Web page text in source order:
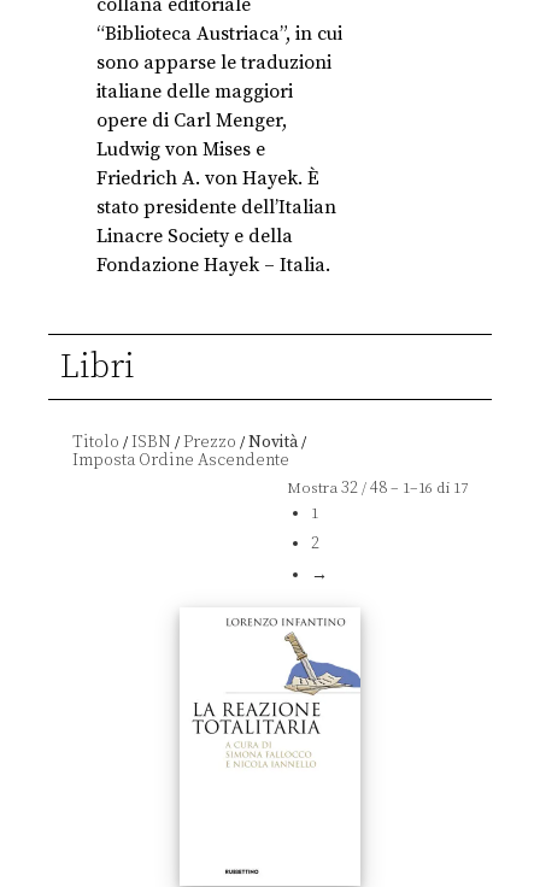
collana editoriale
“Biblioteca Austriaca”, in cui
sono apparse le traduzioni
italiane delle maggiori
opere di Carl Menger,
Ludwig von Mises e
Friedrich A. von Hayek. È
stato presidente dell’Italian
Linacre Society e della
Fondazione Hayek – Italia.
Libri
Titolo /ISBN /Prezzo /Novità/
Mostra32/48– 1–16 di 17
1
2
→